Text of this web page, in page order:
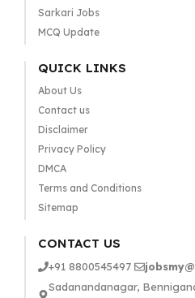
Sarkari Jobs
MCQ Update
QUICK LINKS
About Us
Contact us
Disclaimer
Privacy Policy
DMCA
Terms and Conditions
Sitemap
CONTACT US
+91 8800545497
Sadanandanagar,